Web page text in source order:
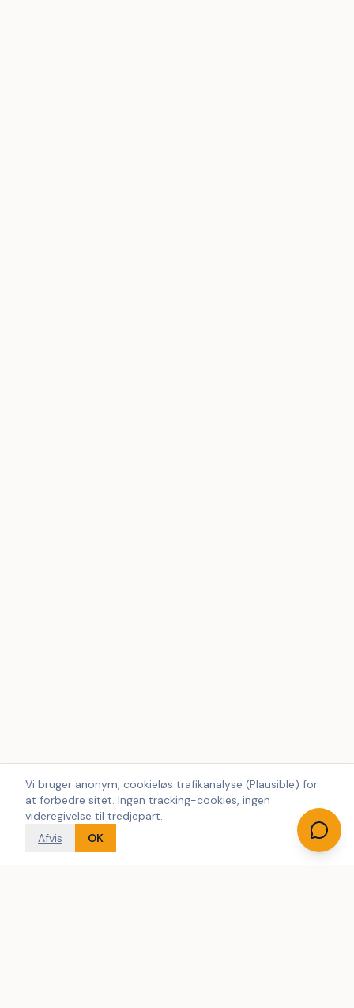
Vi bruger anonym, cookieløs trafikanalyse (Plausible) for
at forbedre sitet. Ingen tracking-cookies, ingen
videregivelse til tredjepart.
Afvis
OK